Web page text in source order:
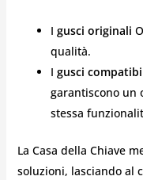
I gusci originali
qualità.
I gusci
garantiscono un
stessa
La Casa della Chiave
soluzioni, lasciando al